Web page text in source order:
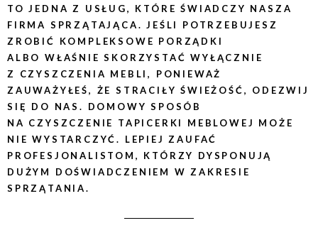
TO JEDNA Z USŁUG, KTÓRE ŚWIADCZY NASZA
FIRMA SPRZĄTAJĄCA. JEŚLI POTRZEBUJESZ
ZROBIĆ KOMPLEKSOWE PORZĄDKI
ALBO WŁAŚNIE SKORZYSTAĆ WYŁĄCZNIE
Z CZYSZCZENIA MEBLI, PONIEWAŻ
ZAUWAŻYŁEŚ, ŻE STRACIŁY ŚWIEŻOŚĆ, ODEZWIJ
SIĘ DO NAS. DOMOWY SPOSÓB
NA CZYSZCZENIE TAPICERKI MEBLOWEJ MOŻE
NIE WYSTARCZYĆ. LEPIEJ ZAUFAĆ
PROFESJONALISTOM, KTÓRZY DYSPONUJĄ
DUŻYM DOŚWIADCZENIEM W ZAKRESIE
SPRZĄTANIA.